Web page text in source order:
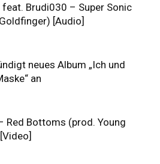
feat. Brudi030 – Super Sonic
[Audio]
neues Album „Ich und
an
Red Bottoms (prod. Young